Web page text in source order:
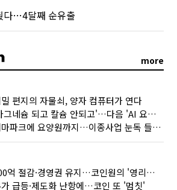
다…4달째 순유출
more
편지의 자물쇠, 양자 컴퓨터가 연다
'마그네슘 되고 칼슘 안되고'…다음 'AI 요약' 갈 길은
테마파크에 요양원까지…이종사업 눈독 들이는 게임사
700억 절감·경영권 유지…코인원의 '영리한 딜'
급등·제도화 난항에…코인 또 '멈칫'